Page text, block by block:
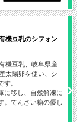
機豆乳のシフォン
機豆乳、岐阜県産
太陽卵を使い、シ
。
に移し、自然解凍に
。てんさい糖の優し